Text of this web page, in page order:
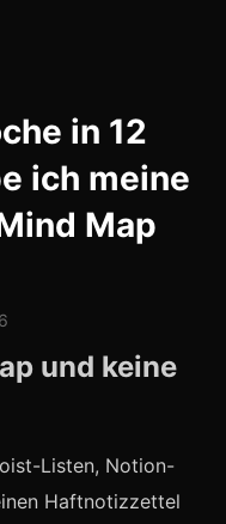
in 12
ich meine
Map
und keine
Listen, Notion-
Haftnotizzettel